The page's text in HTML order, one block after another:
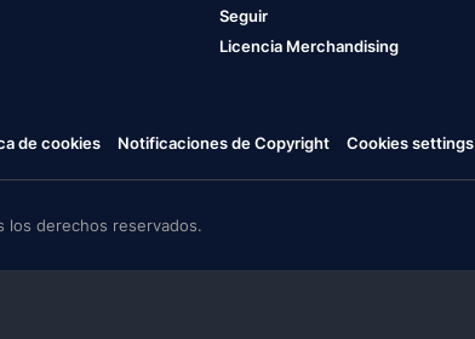
Seguir
Licencia Merchandising
de cookies Notificaciones de Copyright Cookies settings
los derechos reservados.